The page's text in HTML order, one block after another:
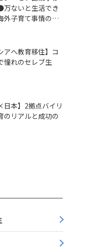
ないと生活でき
外子育て事情の本
アへ教育移住】コ
憧れのセレブ生
日本】2拠点バイリ
のリアルと成功の